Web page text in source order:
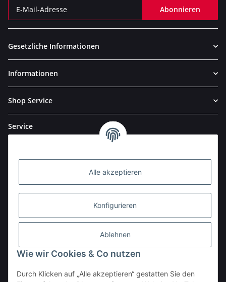
Alle akzeptieren
Konfigurieren
Ablehnen
Wie wir Cookies & Co nutzen
Durch Klicken auf „Alle akzeptieren“ gestatten Sie den
Abonnieren
Gesetzliche Informationen
Informationen
Shop Service
Service
BESTELLHOTLINE: